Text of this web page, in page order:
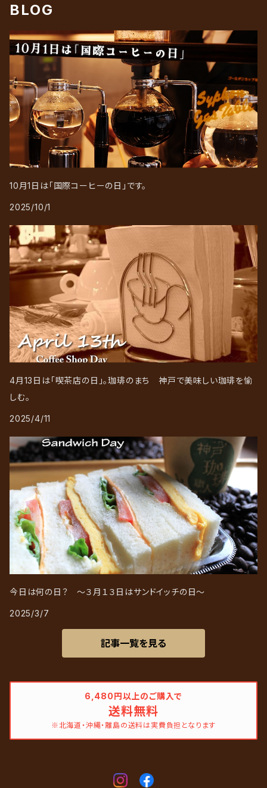
BLOG
10月1日は「国際コーヒーの日」です。
2025/10/1
4月13日は「喫茶店の日」。珈琲のまち 神戸で美味しい珈琲を愉
しむ。
2025/4/11
今日は何の日？ ～３月１３日はサンドイッチの日～
2025/3/7
記事一覧を見る
6,480円以上のご購入で
送料無料
※北海道・沖縄・離島の送料は実費負担となります